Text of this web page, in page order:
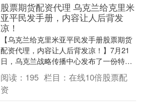
股票期货配资代理 乌克兰给克里米
亚平民发手册，内容让人后背发
凉！
【乌克兰给克里米亚平民发手册股票期货
配资代理，内容让人后背发凉！】7月21
日，乌克兰战略传播中心发布了一份特殊
官方应急指南，对象不是士兵，而是住在
克里米亚的普通....
阅读： 195 栏目： 在线10倍股票配
资